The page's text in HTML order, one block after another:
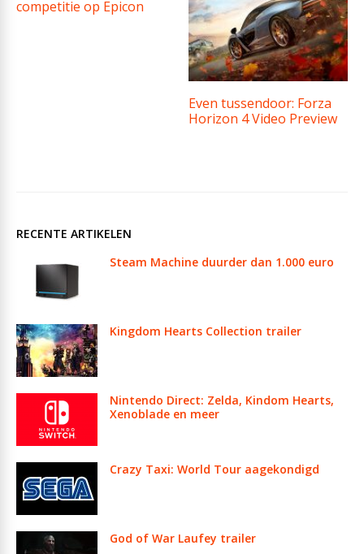
competitie op Epicon
Even tussendoor: Forza
Horizon 4 Video Preview
RECENTE ARTIKELEN
Steam Machine duurder dan 1.000 euro
Kingdom Hearts Collection trailer
Nintendo Direct: Zelda, Kindom Hearts,
Xenoblade en meer
Crazy Taxi: World Tour aagekondigd
God of War Laufey trailer